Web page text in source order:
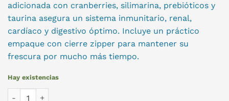
adicionada con cranberries, silimarina, prebióticos y
taurina asegura un sistema inmunitario, renal,
cardíaco y digestivo óptimo. Incluye un práctico
empaque con cierre zipper para mantener su
frescura por mucho más tiempo.
Hay existencias